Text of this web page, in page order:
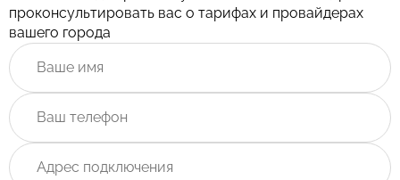
проконсультировать вас о тарифах и провайдерах
вашего города